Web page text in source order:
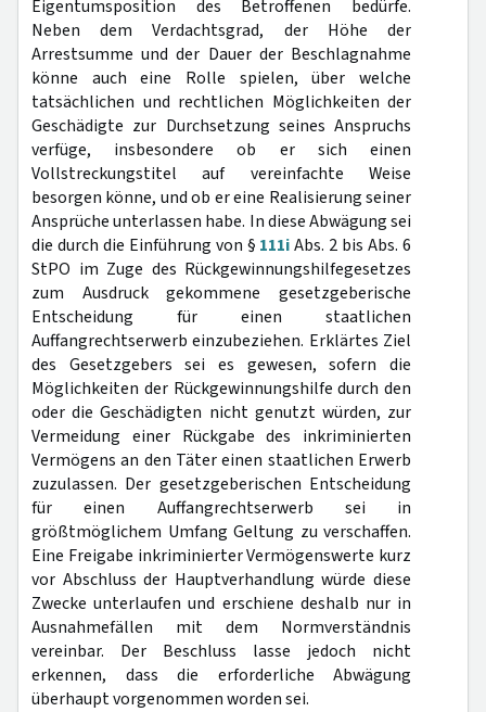
Eigentumsposition des Betroffenen bedürfe.
Neben dem Verdachtsgrad, der Höhe der
Arrestsumme und der Dauer der Beschlagnahme
könne auch eine Rolle spielen, über welche
tatsächlichen und rechtlichen Möglichkeiten der
Geschädigte zur Durchsetzung seines Anspruchs
verfüge, insbesondere ob er sich einen
Vollstreckungstitel auf vereinfachte Weise
besorgen könne, und ob er eine Realisierung seiner
Ansprüche unterlassen habe. In diese Abwägung sei
die durch die Einführung von § 111iAbs. 2 bis Abs. 6
StPO im Zuge des Rückgewinnungshilfegesetzes
zum Ausdruck gekommene gesetzgeberische
Entscheidung für einen staatlichen
Auffangrechtserwerb einzubeziehen. Erklärtes Ziel
des Gesetzgebers sei es gewesen, sofern die
Möglichkeiten der Rückgewinnungshilfe durch den
oder die Geschädigten nicht genutzt würden, zur
Vermeidung einer Rückgabe des inkriminierten
Vermögens an den Täter einen staatlichen Erwerb
zuzulassen. Der gesetzgeberischen Entscheidung
für einen Auffangrechtserwerb sei in
größtmöglichem Umfang Geltung zu verschaffen.
Eine Freigabe inkriminierter Vermögenswerte kurz
vor Abschluss der Hauptverhandlung würde diese
Zwecke unterlaufen und erschiene deshalb nur in
Ausnahmefällen mit dem Normverständnis
vereinbar. Der Beschluss lasse jedoch nicht
erkennen, dass die erforderliche Abwägung
überhaupt vorgenommen worden sei.